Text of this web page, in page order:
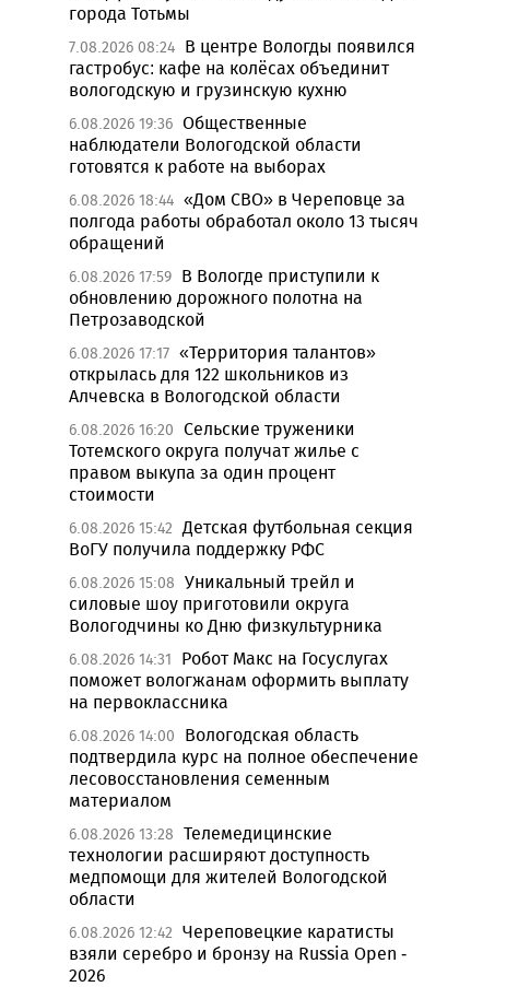
города Тотьмы
7.08.2026 08:24 В центре Вологды появился
гастробус: кафе на колёсах объединит
вологодскую и грузинскую кухню
6.08.2026 19:36 Общественные
наблюдатели Вологодской области
готовятся к работе на выборах
6.08.2026 18:44 «Дом СВО» в Череповце за
полгода работы обработал около 13 тысяч
обращений
6.08.2026 17:59 В Вологде приступили к
обновлению дорожного полотна на
Петрозаводской
6.08.2026 17:17 «Территория талантов»
открылась для 122 школьников из
Алчевска в Вологодской области
6.08.2026 16:20 Сельские труженики
Тотемского округа получат жилье с
правом выкупа за один процент
стоимости
6.08.2026 15:42 Детская футбольная секция
ВоГУ получила поддержку РФС
6.08.2026 15:08 Уникальный трейл и
силовые шоу приготовили округа
Вологодчины ко Дню физкультурника
6.08.2026 14:31
Робот Макс на Госуслугах
поможет вологжанам оформить выплату
на первоклассника
6.08.2026 14:00
Вологодская область
подтвердила курс на полное обеспечение
лесовосстановления семенным
материалом
6.08.2026 13:28 Телемедицинские
технологии расширяют доступность
медпомощи для жителей Вологодской
области
6.08.2026 12:42 Череповецкие каратисты
взяли серебро и бронзу на Russia Open -
2026